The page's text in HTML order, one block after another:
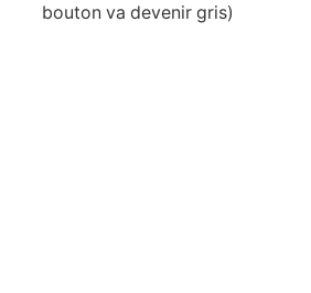
bouton va devenir gris)